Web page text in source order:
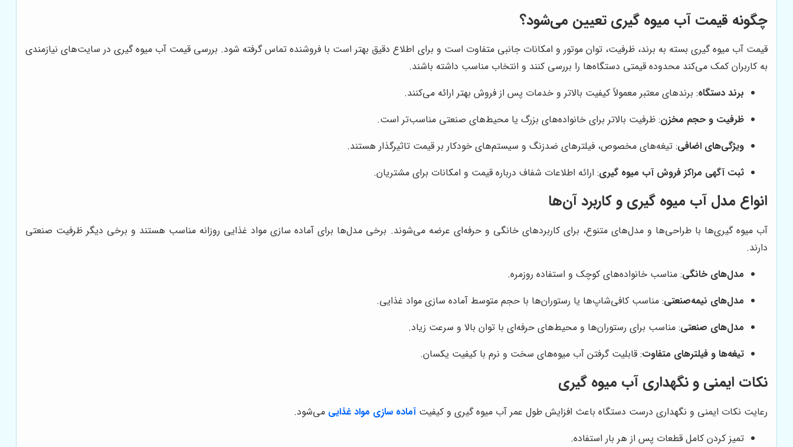
چگونه قیمت آب میوه گیری تعیین می‌شود؟
قیمت آب میوه گیری بسته به برند، ظرفیت، توان موتور و امکانات جانبی متفاوت است و برای اطلاع دقیق بهتر است با فروشنده تماس گرفته شود. بررسی قیمت آب میوه گیری در سایت‌های نیازمندی
به کاربران کمک می‌کند محدوده قیمتی دستگاه‌ها را بررسی کنند و انتخاب مناسب داشته باشند.
برند دستگاه: برندهای معتبر معمولاً کیفیت بالاتر و خدمات پس از فروش بهتر ارائه می‌کنند.
ظرفیت و حجم مخزن: ظرفیت بالاتر برای خانواده‌های بزرگ یا محیط‌های صنعتی مناسب‌تر است.
ویژگی‌های اضافی: تیغه‌های مخصوص، فیلترهای ضدزنگ و سیستم‌های خودکار بر قیمت تاثیرگذار هستند.
ثبت آگهی مراکز فروش آب میوه گیری: ارائه اطلاعات شفاف درباره قیمت و امکانات برای مشتریان.
انواع مدل آب میوه گیری و کاربرد آن‌ها
آب میوه گیری‌ها با طراحی‌ها و مدل‌های متنوع، برای کاربردهای خانگی و حرفه‌ای عرضه می‌شوند. برخی مدل‌ها برای آماده سازی مواد غذایی روزانه مناسب هستند و برخی دیگر ظرفیت صنعتی
دارند.
مدل‌های خانگی: مناسب خانواده‌های کوچک و استفاده روزمره.
مدل‌های نیمه‌صنعتی: مناسب کافی‌شاپ‌ها یا رستوران‌ها با حجم متوسط آماده سازی مواد غذایی.
مدل‌های صنعتی: مناسب برای رستوران‌ها و محیط‌های حرفه‌ای با توان بالا و سرعت زیاد.
تیغه‌ها و فیلترهای متفاوت: قابلیت گرفتن آب میوه‌های سخت و نرم با کیفیت یکسان.
نکات ایمنی و نگهداری آب میوه گیری
رعایت نکات ایمنی و نگهداری درست دستگاه باعث افزایش طول عمر آب میوه گیری و کیفیتآماده سازی مواد غذایی می‌شود.
تمیز کردن کامل قطعات پس از هر بار استفاده.